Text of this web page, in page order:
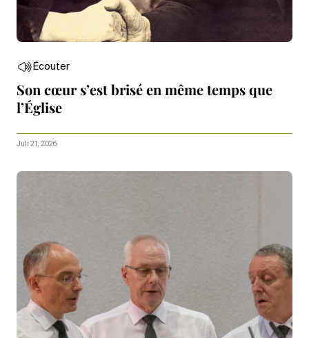
Écouter
Son cœur s’est brisé en même temps que
l’Église
Juli 21, 2026